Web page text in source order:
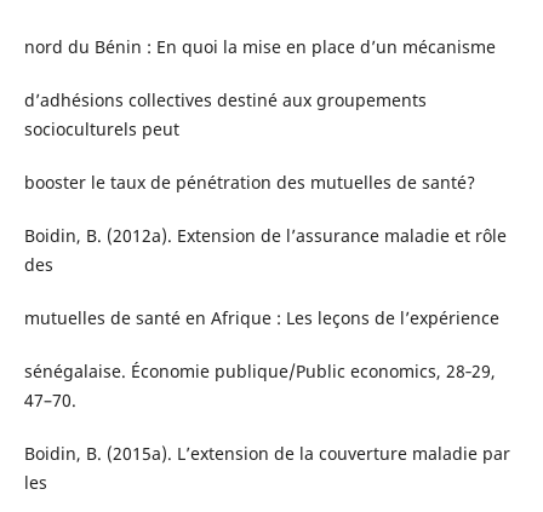
nord du Bénin : En quoi la mise en place d’un mécanisme
d’adhésions collectives destiné aux groupements
socioculturels peut
booster le taux de pénétration des mutuelles de santé?
Boidin, B. (2012a). Extension de l’assurance maladie et rôle
des
mutuelles de santé en Afrique : Les leçons de l’expérience
sénégalaise. Économie publique/Public economics, 28‑29,
47–70.
Boidin, B. (2015a). L’extension de la couverture maladie par
les